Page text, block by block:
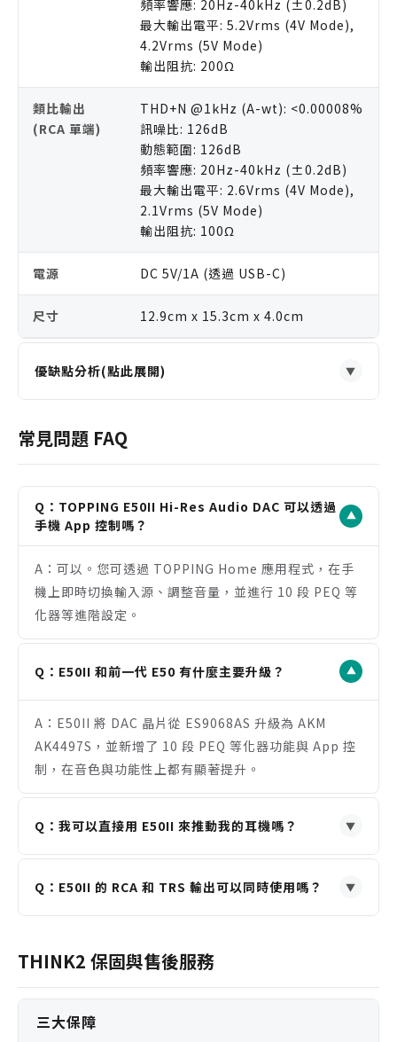
頻率響應: 20Hz-40kHz (±0.2dB)
最大輸出電平: 5.2Vrms (4V Mode),
4.2Vrms (5V Mode)
輸出阻抗: 200Ω
類比輸出
(RCA 單端)
THD+N @1kHz (A-wt): <0.00008%
訊噪比: 126dB
動態範圍: 126dB
頻率響應: 20Hz-40kHz (±0.2dB)
最大輸出電平: 2.6Vrms (4V Mode),
2.1Vrms (5V Mode)
輸出阻抗: 100Ω
電源 DC 5V/1A (透過 USB-C)
尺寸 12.9cm x 15.3cm x 4.0cm
優缺點分析(點此展開) ▼
搭載 AKM 旗艦級 AK4497S 晶片，提供卓越的音訊
解析力與自然音色。
應不同喇叭與空間聲學。
支援 LDAC/aptX Adaptive 高解析度藍牙，無線連
接也能享受高品質音訊。
同時提供 RCA 與 TRS 平衡輸出，可靈活連接後級擴
大機或主動式喇叭。
注意事項
無內建耳機擴大功能，需另外搭配獨立耳機擴大機使
用。
操作，無法在機身上直接調整。
採用 DC 5V 供電，需確保使用品質穩定的 USB 電源
以獲得最佳表現。
常見問題 FAQ
Q：TOPPING E50II Hi-Res Audio DAC 可以透過
手機 App 控制嗎？
▼
A：可以。您可透過 TOPPING Home 應用程式，在手
機上即時切換輸入源、調整音量，並進行 10 段 PEQ 等
化器等進階設定。
Q：E50II 和前一代 E50 有什麼主要升級？ ▼
A：E50II 將 DAC 晶片從 ES9068AS 升級為 AKM
AK4497S，並新增了 10 段 PEQ 等化器功能與 App 控
制，在音色與功能性上都有顯著提升。
Q：我可以直接用 E50II 來推動我的耳機嗎？ ▼
A：不行。E50II 是一台純 DAC (數位類比轉換器)，不
具備耳機擴大功能。您需要將其輸出連接至一台獨立的
耳機擴大機來驅動耳機。
Q：E50II 的 RCA 和 TRS 輸出可以同時使用嗎？ ▼
作用，方便您連接不同的後端設備，例如一台後級擴大
機和一台耳機擴大機。
THINK2 保固與售後服務
三大保障